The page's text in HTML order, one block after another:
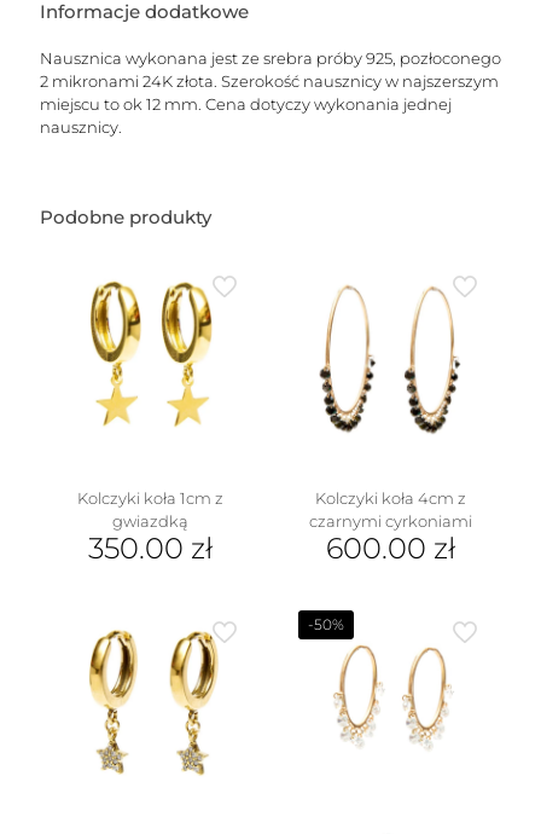
(KROPLA)
Informacje dodatkowe
Nausznica wykonana jest ze srebra próby 925, pozłoconego
2 mikronami 24K złota. Szerokość nausznicy w najszerszym
miejscu to ok 12 mm. Cena dotyczy wykonania jednej
nausznicy.
Podobne produkty
Kolczyki koła 1cm z
gwiazdką
350.00 zł
Kolczyki koła 4cm z
czarnymi cyrkoniami
600.00 zł
-50%